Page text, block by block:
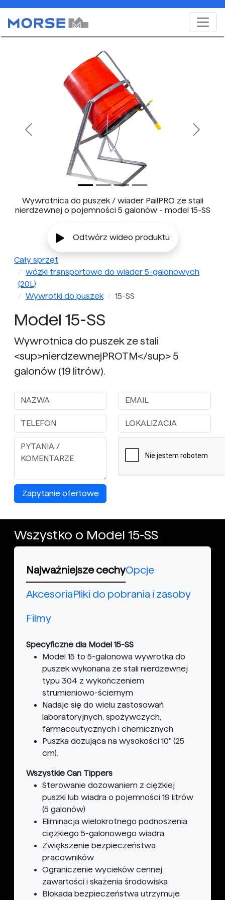
Wywrotnica do puszek / wiader PailPRO ze stali
nierdzewnej o pojemności 5 galonów - model 15-SS
Previous Next
Odtwórz wideo produktu
Cały sprzęt
wózki transportowe do wiader 5-galonowych
(20L)
Wywrotki do puszek
15-SS
Model 15-SS
Wywrotnica do puszek ze stali
<sup>nierdzewnejPROTM</sup> 5
galonów (19 litrów).
Zapytanie ofertowe
Wszystko o Model 15-SS
Najważniejsze cechyOpcje
AkcesoriaPliki do pobrania i zasoby
Filmy
Specyficzne dla Model 15-SS
Model 15 to 5-galonowa wywrotka do
puszek wykonana ze stali nierdzewnej
typu 304 z wykończeniem
strumieniowo-ściernym
Nadaje się do wielu zastosowań
laboratoryjnych, spożywczych,
farmaceutycznych i chemicznych
Puszka dozująca na wysokości 10" (25
cm).
Wszystkie Can Tippers
Sterowanie dozowaniem z ciężkiej
puszki lub wiadra o pojemności 19 litrów
(5 galonów)
Eliminacja wielokrotnego podnoszenia
ciężkiego 5-galonowego wiadra
Zwiększenie bezpieczeństwa
pracowników
Ograniczenie wycieków cennej
zawartości i skażenia środowiska
Blokada bezpieczeństwa utrzymuje